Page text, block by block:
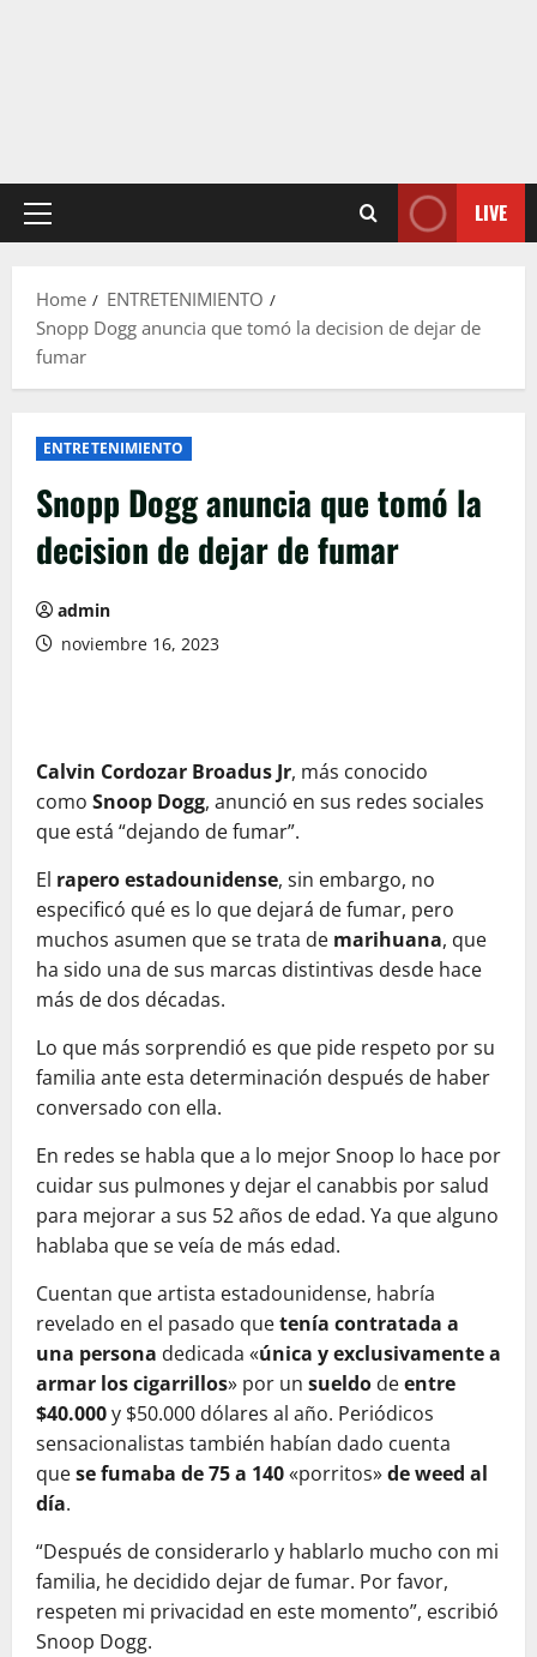
Primary
LIVE
Home
ENTRETENIMIENTO
Snopp Dogg anuncia que tomó la decision de dejar de
fumar
ENTRETENIMIENTO
Snopp Dogg anuncia que tomó la
decision de dejar de fumar
admin
noviembre 16, 2023
Calvin Cordozar Broadus Jr, más conocido
como Snoop Dogg, anunció en sus redes sociales
que está “dejando de fumar”.
El rapero estadounidense, sin embargo, no
especificó qué es lo que dejará de fumar, pero
muchos asumen que se trata de marihuana, que
ha sido una de sus marcas distintivas desde hace
más de dos décadas.
Lo que más sorprendió es que pide respeto por su
familia ante esta determinación después de haber
conversado con ella.
En redes se habla que a lo mejor Snoop lo hace por
cuidar sus pulmones y dejar el canabbis por salud
para mejorar a sus 52 años de edad. Ya que alguno
hablaba que se veía de más edad.
Cuentan que artista estadounidense, habría
revelado en el pasado quetenía contratada a
una persona dedicada «única y exclusivamente a
armar los cigarrillos» por un sueldo deentre
$40.000y $50.000 dólares al año. Periódicos
sensacionalistas también habían dado cuenta
quese fumaba de 75 a 140«porritos»de weed al
día.
“Después de considerarlo y hablarlo mucho con mi
familia, he decidido dejar de fumar. Por favor,
respeten mi privacidad en este momento”, escribió
Snoop Dogg.